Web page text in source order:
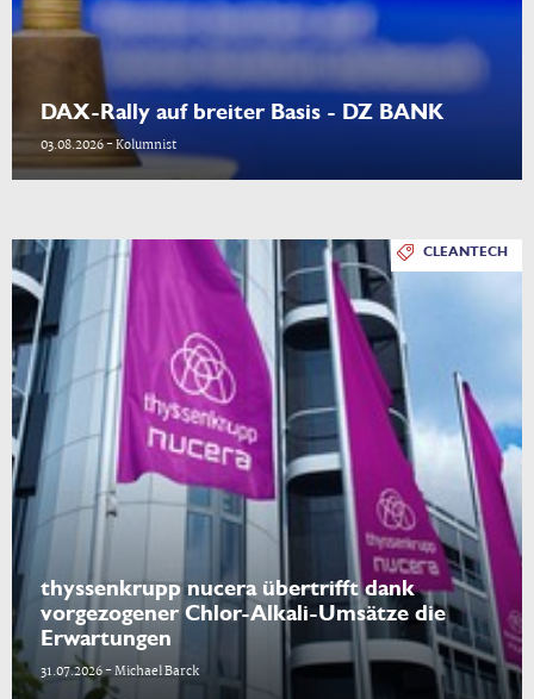
DAX-Rally auf breiter Basis - DZ BANK
03.08.2026 - Kolumnist
CLEANTECH
thyssenkrupp nucera übertrifft dank
vorgezogener Chlor-Alkali-Umsätze die
Erwartungen
31.07.2026 - Michael Barck